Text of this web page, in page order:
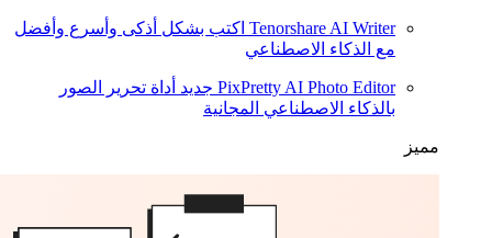
Tenorshare AI Writer اكتب بشكل أذكى وأسرع وأفضل
مع الذكاء الاصطناعي
PixPretty AI Photo Editor جديد أداة تحرير الصور
بالذكاء الاصطناعي المجانية
مميز